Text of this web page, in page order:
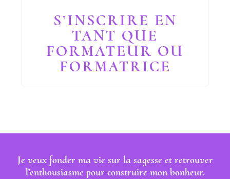
S’INSCRIRE EN
TANT QUE
FORMATEUR OU
FORMATRICE
Je veux fonder ma vie sur la sagesse et retrouver
l’enthousiasme pour construire mon bonheur.